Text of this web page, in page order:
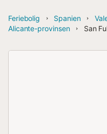
Feriebolig Spanien
Alicante-provinsen
San